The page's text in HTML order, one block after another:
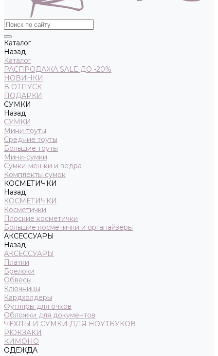
Каталог
Назад
Каталог
РАСПРОДАЖА SALE ДО -20%
НОВИНКИ
В ОТПУСК
ПОДАРКИ
СУМКИ
Назад
СУМКИ
Мини-тоуты
Средние тоуты
Большие тоуты
Мини-сумки
Сумки-мешки и ведра
Комплекты сумок
КОСМЕТИЧКИ
Назад
КОСМЕТИЧКИ
Косметички
Плоские косметички
Большие косметички и органайзеры
АКСЕССУАРЫ
Назад
АКСЕССУАРЫ
Платки
Брелоки
Обвесы
Ключницы
Кардхолдеры
Футляры для очков
Обложки для документов
ЧЕХЛЫ И СУМКИ ДЛЯ НОУТБУКОВ
РЮКЗАКИ
КИМОНО
ОДЕЖДА